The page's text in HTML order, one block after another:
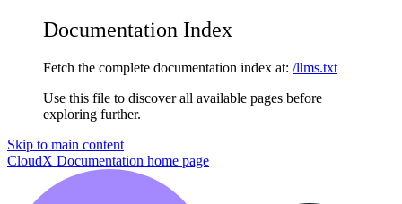
Documentation Index
Fetch the complete documentation index at: /llms.txt
Use this file to discover all available pages before
exploring further.
Skip to main content
CloudX Documentation home page